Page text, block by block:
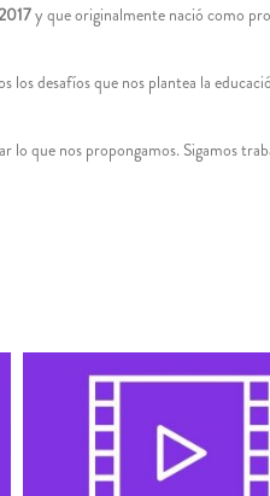
y que originalmente nació como
los desafíos que nos plantea la
lo que nos propongamos. Sigamos